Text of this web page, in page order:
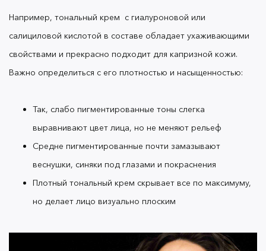
А что если, вы заметили, что даже ухаживающий
воспаления, прыщи и шелушения? В этом случае
вам понадобится другая
именноBB-крем.
Что такоеBB-крем
BB-кремиспользуется какоснова под макияж,
которая может замаскировать все
Например, тональный крем с гиалуроновой или
салициловой кислотой в составе обладает ухаживающими
свойствами и прекрасно подходит для капризной кожи.
Важно определиться с его плотностью и насыщенностью:
Так, слабо пигментированные тоны слегка
выравнивают цвет лица, но не меняют рельеф
Средне пигментированные почти замазывают
веснушки, синяки под глазами и покраснения
Плотный тональный крем скрывает все по максимуму,
но делает лицо визуально плоским